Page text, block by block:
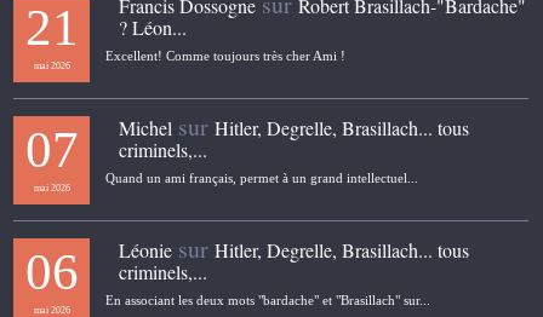
21
mai 2026
Francis Dossogne
Robert Brasillach-"Bardache"
? Léon...
Excellent! Comme toujours très cher Ami !
07
mai 2026
Michel surHitler, Degrelle, Brasillach... tous
criminels,...
Quand un ami français, permet à un grand intellectuel...
06
mai 2026
Léonie surHitler, Degrelle, Brasillach... tous
criminels,...
En associant les deux mots "bardache" et "Brasillach" sur...